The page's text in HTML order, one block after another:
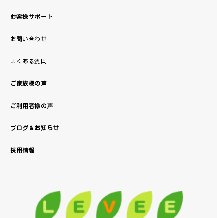
お客様サポート
お問い合わせ
よくある質問
ご家族様の声
ご利用者様の声
ブログ＆お知らせ
採用情報